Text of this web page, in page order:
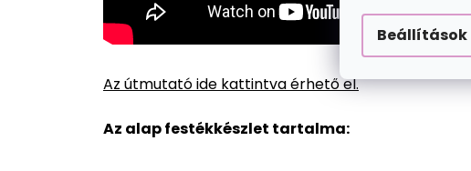
Beállítások
Az útmutató ide kattintva érhető el.
Az alap festékkészlet tartalma: